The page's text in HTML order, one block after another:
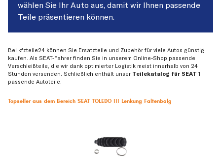
wählen Sie Ihr Auto aus, damit wir Ihnen passende
Teile präsentieren können.
Bei kfzteile24 können Sie Ersatzteile und Zubehör für viele Autos günstig
kaufen. Als SEAT-Fahrer finden Sie in unserem Online-Shop passende
Verschleißteile, die wir dank optimierter Logistik meist innerhalb von 24
Stunden versenden. Schließlich enthält unser Teilekatalog für SEAT 1
passende Autoteile.
Topseller aus dem Bereich SEAT TOLEDO III Lenkung Faltenbalg